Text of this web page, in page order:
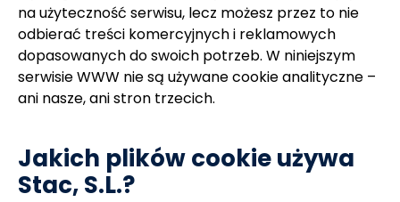
na użyteczność serwisu, lecz możesz przez to nie
odbierać treści komercyjnych i reklamowych
dopasowanych do swoich potrzeb. W niniejszym
serwisie WWW nie są używane cookie analityczne –
ani nasze, ani stron trzecich.
Jakich plików cookie używa
Stac, S.L.?